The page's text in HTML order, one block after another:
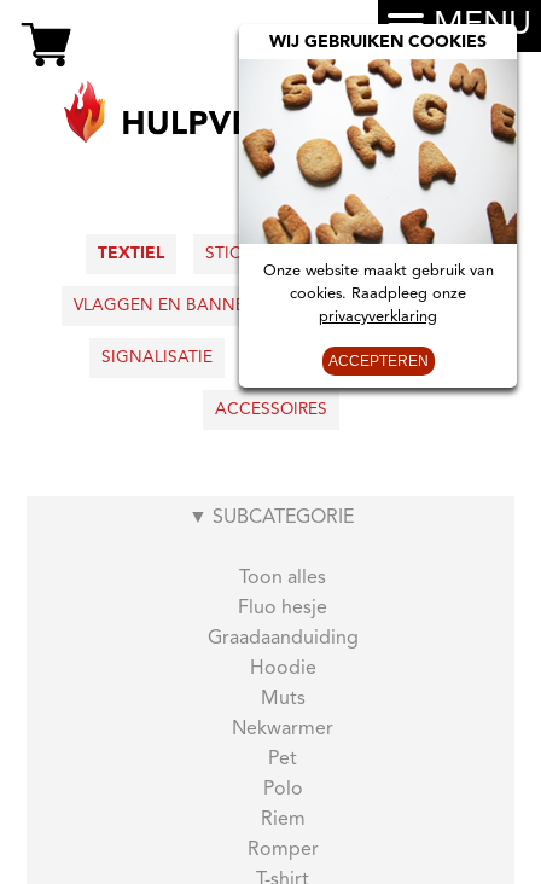
WIJ GEBRUIKEN COOKIES
Onze website maakt gebruik van
cookies. Raadpleeg onze
privacyverklaring
ACCEPTEREN
MENU
TEXTIEL STICKERS
VLAGGEN EN BANNERS INTERIEUR
SIGNALISATIE KAARTEN
ACCESSOIRES
▼ SUBCATEGORIE
Toon alles
Fluo hesje
Graadaanduiding
Hoodie
Muts
Nekwarmer
Pet
Polo
Riem
Romper
T-shirt